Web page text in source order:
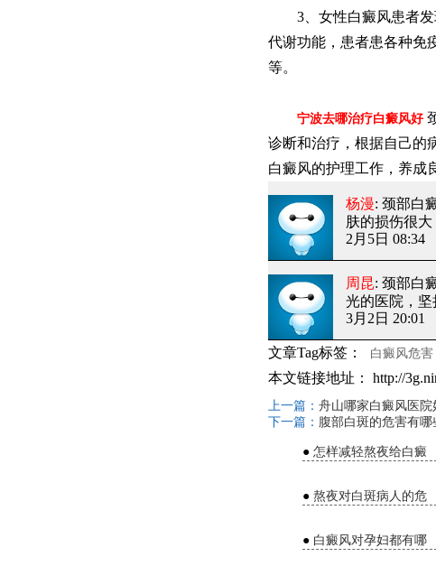
3、女性白癜风患者发
代谢功能，患者患各种免
等。
宁波去哪治疗白癜风好
诊断和治疗，根据自己的
白癜风的护理工作，养成
杨漫: 颈部白
肤的损伤很大
2月5日 08:34
周昆: 颈部白
光的医院，坚
3月2日 20:01
文章Tag标签： 白癜风危害
本文链接地址： http://
上一篇： 舟山哪家白癜风医
下一篇： 腹部白斑的危害有哪
● 怎样减轻熬夜给白癜
● 熬夜对白斑病人的危
● 白癜风对孕妇都有哪